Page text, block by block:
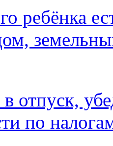
ребёнка
отпуск,
по